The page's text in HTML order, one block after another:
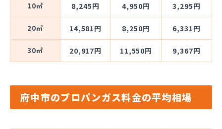
10㎥ 8,245円 4,950円 3,295円
20㎥ 14,581円 8,250円 6,331円
30㎥ 20,917円 11,550円 9,367円
府中市のプロパンガス料金の平均相場